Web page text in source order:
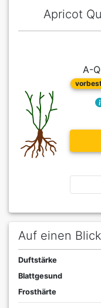
Apricot
A-
Auf einen
Duftstärke
Blattgesund
Frosthärte